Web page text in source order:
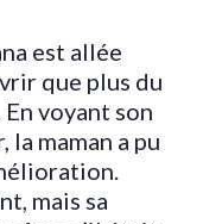
est allée
que plus du
voyant son
la maman a pu
mais sa